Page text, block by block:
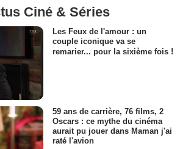
Ciné & Séries
Les Feux de l'amour : un
couple iconique va se
remarier... pour la sixième fois !
59 ans de carrière, 76 films, 2
Oscars : ce mythe du cinéma
aurait pu jouer dans Maman j'ai
raté l'avion